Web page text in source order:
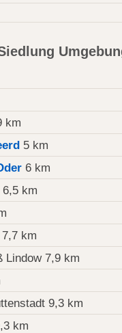
km
5 km
6 km
6,5 km
km
Lindow 7,9 km
9,3 km
km